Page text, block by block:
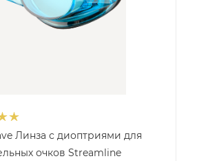
Линза с диоптриями для
очков Streamline